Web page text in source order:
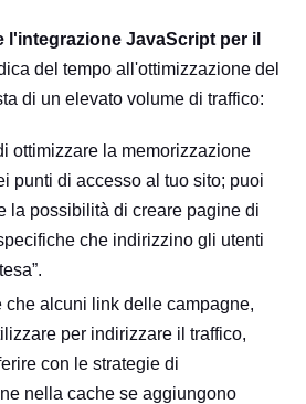
l'integrazione JavaScript per il
del tempo all'ottimizzazione del
di un elevato volume di traffico:
ottimizzare la memorizzazione
punti di accesso al tuo sito; puoi
la possibilità di creare pagine di
che indirizzino gli utenti
che alcuni link delle campagne,
per indirizzare il traffico,
con le strategie di
nella cache se aggiungono